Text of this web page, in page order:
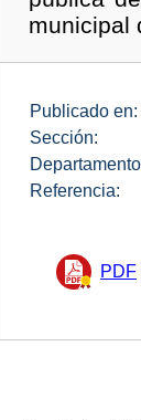
municipal
Publicado en:
Sección:
Referencia:
PDF